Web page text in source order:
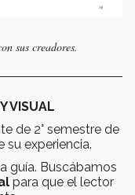
sus creadores.
VISUAL
de 2° semestre de
su experiencia.
guía. Buscábamos
para que el lector